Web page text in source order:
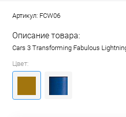
Артикул: FCW06
Описание товара:
Cars 3 Transforming Fabulous
Цвет: